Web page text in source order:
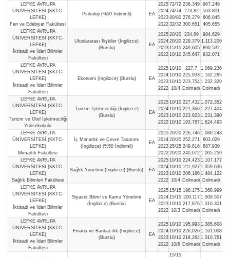
LEFKE AVRUPA
ÜNİVERSİTESİ (KKTC-
LEFKE)
Fen ve Edebiyat Fakültesi
Psikoloji (%50 İndirimli) EA
2025
2024
2023
2022
72/72
74/74
80/80
32/32
236,349
273,82
276,279
300,651
967.249
563.801
606.045
405.655
LEFKE AVRUPA
ÜNİVERSİTESİ (KKTC-
LEFKE)
İktisadi ve İdari Bilimler
Fakültesi
Uluslararası İlişkiler (İngilizce)
(Burslu)
EA
2025
2024
2023
2022
20/20
20/20
15/15
10/10
234,89
229,379
249,605
245,647
984.629
1.113.206
890.532
932.071
LEFKE AVRUPA
ÜNİVERSİTESİ (KKTC-
LEFKE)
İktisadi ve İdari Bilimler
Fakültesi
Ekonomi (İngilizce) (Burslu) EA
2025
2024
2023
2022
10/10
10/10
10/10
10/4
227,7
225,933
223,754
Dolmadı
1.069.236
1.162.285
1.232.329
Dolmadı
LEFKE AVRUPA
ÜNİVERSİTESİ (KKTC-
LEFKE)
Turizm ve Otel İşletmeciliği
Yüksekokulu
Turizm İşletmeciliği (İngilizce)
(Burslu)
EA
2025
2024
2023
2022
10/10
10/10
10/10
10/10
227,432
221,366
223,823
193,787
1.072.352
1.227.404
1.231.390
1.624.493
LEFKE AVRUPA
ÜNİVERSİTESİ (KKTC-
LEFKE)
Mimarlık Fakültesi
İç Mimarlık ve Çevre Tasarımı
(İngilizce) (%50 İndirimli)
EA
2025
2024
2023
2022
20/20
20/20
25/25
20/20
226,746
252,271
249,816
240,072
1.080.243
803.029
887.939
1.005.259
LEFKE AVRUPA
ÜNİVERSİTESİ (KKTC-
LEFKE)
Sağlık Bilimleri Fakültesi
Sağlık Yönetimi (İngilizce) (Burslu) EA
2025
2024
2023
2022
10/10
10/10
10/10
10/4
224,423
211,927
206,186
Dolmadı
1.107.177
1.359.636
1.484.122
Dolmadı
LEFKE AVRUPA
ÜNİVERSİTESİ (KKTC-
LEFKE)
İktisadi ve İdari Bilimler
Fakültesi
Siyaset Bilimi ve Kamu Yönetimi
(İngilizce) (Burslu)
EA
2025
2024
2023
2022
15/15
15/15
10/10
10/3
198,175
200,117
217,876
Dolmadı
1.368.999
1.509.507
1.316.301
Dolmadı
LEFKE AVRUPA
ÜNİVERSİTESİ (KKTC-
LEFKE)
İktisadi ve İdari Bilimler
Fakültesi
Finans ve Bankacılık (İngilizce)
(Burslu)
EA
2025
2024
2023
2022
10/10
10/10
10/10
10/6
195,993
226,026
218,264
Dolmadı
1.385.608
1.161.008
1.310.761
Dolmadı
15/15